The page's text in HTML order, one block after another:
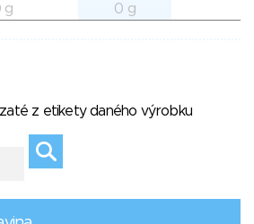
g 0 g
z etikety daného výrobku